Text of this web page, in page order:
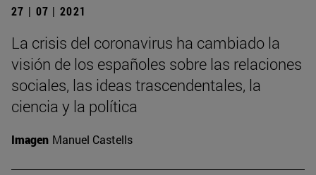
27 | 07 | 2021
La crisis del coronavirus ha cambiado la
visión de los españoles sobre las relaciones
sociales, las ideas trascendentales, la
ciencia y la política
Imagen Manuel Castells